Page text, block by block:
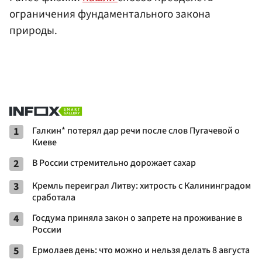
ограничения фундаментального закона
природы.
1
Галкин* потерял дар речи после слов Пугачевой о
Киеве
2 В России стремительно дорожает сахар
3
Кремль переиграл Литву: хитрость с Калининградом
сработала
4
Госдума приняла закон о запрете на проживание в
России
5 Ермолаев день: что можно и нельзя делать 8 августа